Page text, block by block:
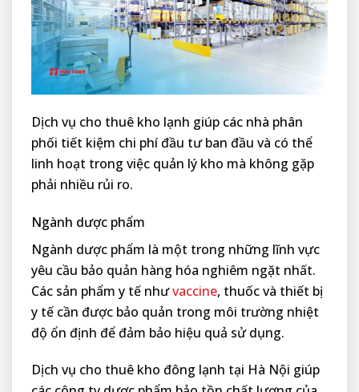
Dịch vụ cho thuê kho lạnh giúp các nhà phân
phối tiết kiệm chi phí đầu tư ban đầu và có thể
linh hoạt trong việc quản lý kho mà không gặp
phải nhiều rủi ro.
Ngành dược phẩm
Ngành dược phẩm là một trong những lĩnh vực
yêu cầu bảo quản hàng hóa nghiêm ngặt nhất.
Các sản phẩm y tế nhưvaccine, thuốc và thiết bị
y tế cần được bảo quản trong môi trường nhiệt
độ ổn định để đảm bảo hiệu quả sử dụng.
Dịch vụ cho thuê kho đông lạnh tại Hà Nội giúp